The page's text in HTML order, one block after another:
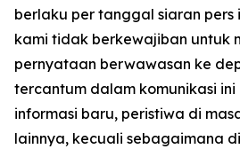
berlaku per tanggal siaran pers
kami tidak berkewajiban untuk
pernyataan berwawasan ke
tercantum dalam komunikasi
informasi baru, peristiwa di
lainnya, kecuali sebagaimana